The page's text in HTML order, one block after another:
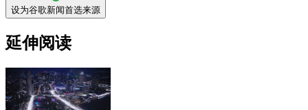
设为谷歌新闻首选来源
延伸阅读